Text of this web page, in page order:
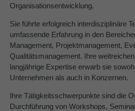
About us
Lorem ipsum dolor sit amet,
adipiscing elit.
Aenean commodo ligula eget dolor.
Cum sociis natoque penatibus et
ultricies nec.
Organisationsentwicklung.
Sie führte erfolgreich interdisziplinäre
umfassende Erfahrung in den
Management, Projektmanagement,
Qualitätsmanagement. Ihre
langjährige Expertise erwarb sie
Unternehmen als auch in Konzernen.
Ihre Tätigkeitsschwerpunkte sind die
Durchführung von Workshops,